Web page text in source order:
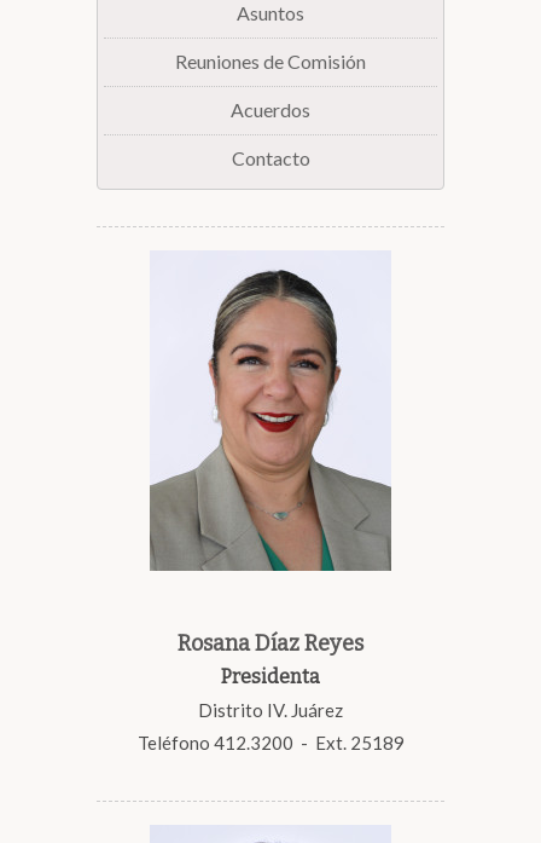
Asuntos
Reuniones de Comisión
Acuerdos
Contacto
Rosana Díaz Reyes
Presidenta
Distrito IV. Juárez
Teléfono 412.3200 - Ext. 25189